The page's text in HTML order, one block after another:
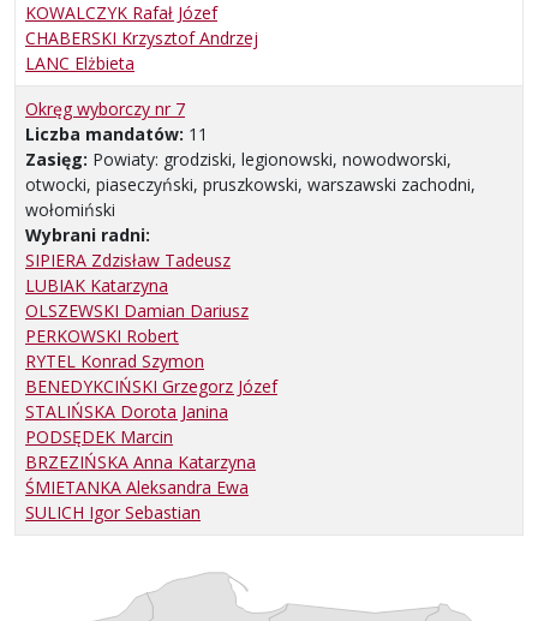
KOWALCZYK Rafał Józef
CHABERSKI Krzysztof Andrzej
LANC Elżbieta
Okręg wyborczy nr 7
Liczba mandatów: 11
Zasięg: Powiaty: grodziski, legionowski, nowodworski,
otwocki, piaseczyński, pruszkowski, warszawski zachodni,
wołomiński
Wybrani radni:
SIPIERA Zdzisław Tadeusz
LUBIAK Katarzyna
OLSZEWSKI Damian Dariusz
PERKOWSKI Robert
RYTEL Konrad Szymon
BENEDYKCIŃSKI Grzegorz Józef
STALIŃSKA Dorota Janina
PODSĘDEK Marcin
BRZEZIŃSKA Anna Katarzyna
ŚMIETANKA Aleksandra Ewa
SULICH Igor Sebastian